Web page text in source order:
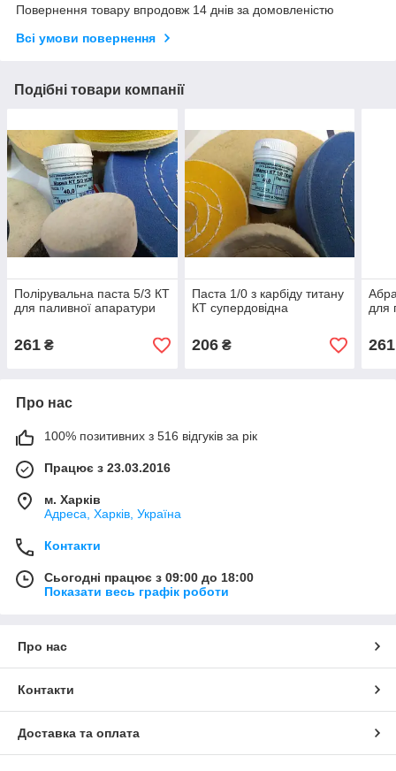
Повернення товару впродовж 14 днів за домовленістю
Всі умови повернення
Подібні товари компанії
Полірувальна паста 5/3 КТ
для паливної апаратури
261 ₴
Паста 1/0 з карбіду титану
КТ супердовідна
206₴
для
261
Про нас
100% позитивних з 516 відгуків за рік
Працює з 23.03.2016
м. Харків
Адреса, Харків, Україна
Контакти
Сьогодні працює з 09:00 до 18:00
Показати весь графік роботи
Про нас
Контакти
Доставка та оплата